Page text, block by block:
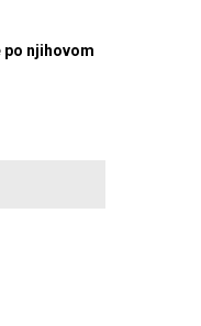
po njihovom